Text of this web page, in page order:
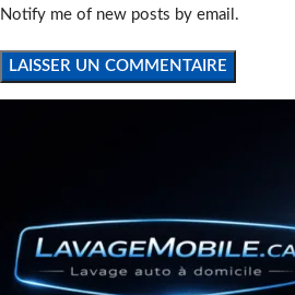
Notify me of new posts by email.